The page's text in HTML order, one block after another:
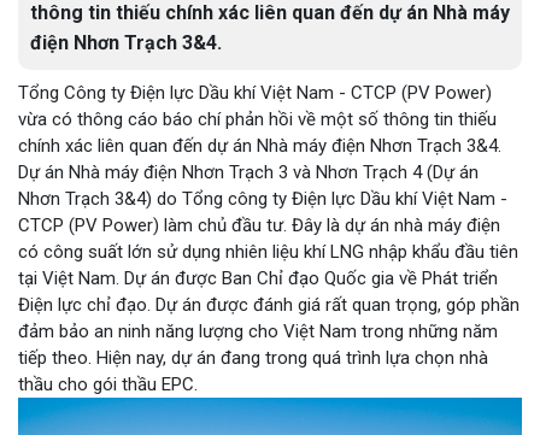
thông tin thiếu chính xác liên quan đến dự án Nhà máy
điện Nhơn Trạch 3&4.
Tổng Công ty Điện lực Dầu khí Việt Nam - CTCP (PV Power)
vừa có thông cáo báo chí phản hồi về một số thông tin thiếu
chính xác liên quan đến dự án Nhà máy điện Nhơn Trạch 3&4.
​Dự án Nhà máy điện Nhơn Trạch 3 và Nhơn Trạch 4 (Dự án
Nhơn Trạch 3&4) do Tổng công ty Điện lực Dầu khí Việt Nam -
CTCP (PV Power) làm chủ đầu tư. Đây là dự án nhà máy điện
có công suất lớn sử dụng nhiên liệu khí LNG nhập khẩu đầu tiên
tại Việt Nam. Dự án được Ban Chỉ đạo Quốc gia về Phát triển
Điện lực chỉ đạo. Dự án được đánh giá rất quan trọng, góp phần
đảm bảo an ninh năng lượng cho Việt Nam trong những năm
tiếp theo. Hiện nay, dự án đang trong quá trình lựa chọn nhà
thầu cho gói thầu EPC.